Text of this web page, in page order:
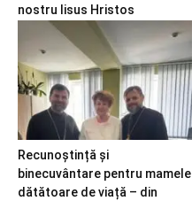
nostru Iisus Hristos
Recunoștință și
binecuvântare pentru mamele
dătătoare de viață – din